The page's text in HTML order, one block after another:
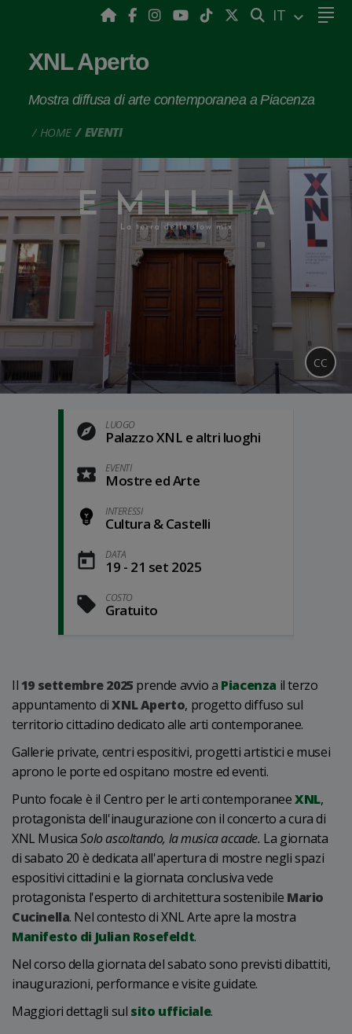
CERCA
IT
XNL Aperto
Mostra diffusa di arte contemporanea a Piacenza
HOME EVENTI
CC
LUOGO
Palazzo XNL e altri luoghi
EVENTI
Mostre ed Arte
INTERESSI
Cultura & Castelli
DATA
19 - 21 set 2025
COSTO
Gratuito
Il 19 settembre 2025 prende avvio a Piacenza il terzo
appuntamento diXNL Aperto, progetto diffuso sul
territorio cittadino dedicato alle arti contemporanee.
Gallerie private, centri espositivi, progetti artistici e musei
aprono le porte ed ospitano mostre ed eventi.
Punto focale è il Centro per le arti contemporaneeXNL,
protagonista dell'inaugurazione con il concerto a cura di
XNL MusicaSolo ascoltando, la musica accade. La giornata
di sabato 20 è dedicata all'apertura di mostre negli spazi
espositivi cittadini e la giornata conclusiva vede
protagonista l'esperto di architettura sostenibile Mario
Cucinella. Nel contesto di XNL Arte apre la mostra
Manifesto di Julian Rosefeldt.
Nel corso della giornata del sabato sono previsti dibattiti,
inaugurazioni, performance e visite guidate.
Maggiori dettagli sul sito ufficiale.